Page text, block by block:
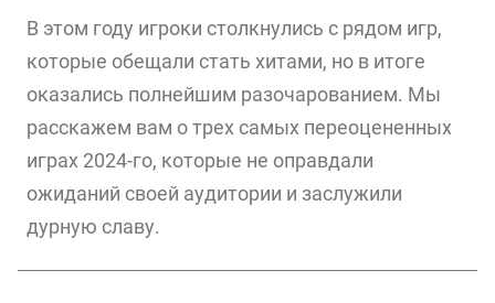
В этом году игроки столкнулись с рядом игр,
которые обещали стать хитами, но в итоге
оказались полнейшим разочарованием. Мы
расскажем вам о трех самых переоцененных
играх 2024-го, которые не оправдали
ожиданий своей аудитории и заслужили
дурную славу.